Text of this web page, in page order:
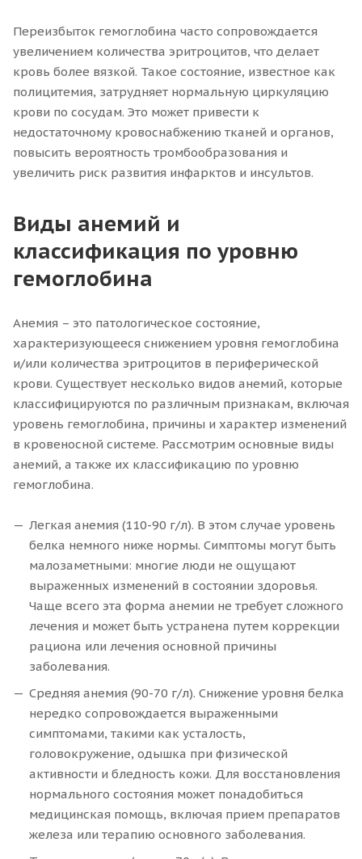
Переизбыток гемоглобина часто сопровождается
увеличением количества эритроцитов, что делает
кровь более вязкой. Такое состояние, известное как
полицитемия, затрудняет нормальную циркуляцию
крови по сосудам. Это может привести к
недостаточному кровоснабжению тканей и органов,
повысить вероятность тромбообразования и
увеличить риск развития инфарктов и инсультов.
Виды анемий и
классификация по уровню
гемоглобина
Анемия – это патологическое состояние,
характеризующееся снижением уровня гемоглобина
и/или количества эритроцитов в периферической
крови. Существует несколько видов анемий, которые
классифицируются по различным признакам, включая
уровень гемоглобина, причины и характер изменений
в кровеносной системе. Рассмотрим основные виды
анемий, а также их классификацию по уровню
гемоглобина.
Легкая анемия (110-90 г/л). В этом случае уровень
белка немного ниже нормы. Симптомы могут быть
малозаметными: многие люди не ощущают
выраженных изменений в состоянии здоровья.
Чаще всего эта форма анемии не требует сложного
лечения и может быть устранена путем коррекции
рациона или лечения основной причины
заболевания.
Средняя анемия (90-70 г/л). Снижение уровня белка
нередко сопровождается выраженными
симптомами, такими как усталость,
головокружение, одышка при физической
активности и бледность кожи. Для восстановления
нормального состояния может понадобиться
медицинская помощь, включая прием препаратов
железа или терапию основного заболевания.